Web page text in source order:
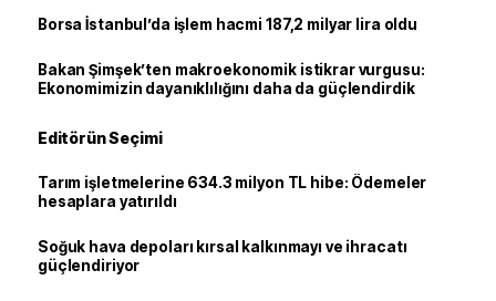
Borsa İstanbul’da işlem hacmi 187,2 milyar lira oldu
Bakan Şimşek’ten makroekonomik istikrar vurgusu:
Ekonomimizin dayanıklılığını daha da güçlendirdik
Editörün Seçimi
Tarım işletmelerine 634.3 milyon TL hibe: Ödemeler
hesaplara yatırıldı
Soğuk hava depoları kırsal kalkınmayı ve ihracatı
güçlendiriyor